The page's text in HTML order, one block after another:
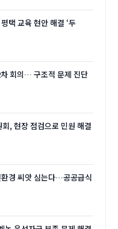
택 교육 현안 해결 ‘두
회의… 구조적 문제 진단
, 현장 점검으로 민원 해결
경 씨앗 심는다…공공급식